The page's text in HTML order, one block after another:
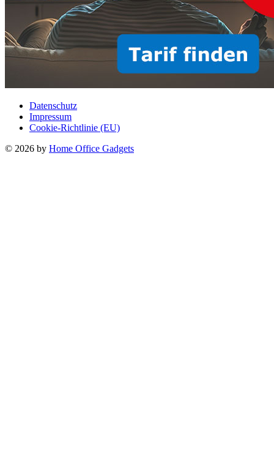
Datenschutz
Impressum
Cookie-Richtlinie (EU)
© 2026 by Home Office Gadgets